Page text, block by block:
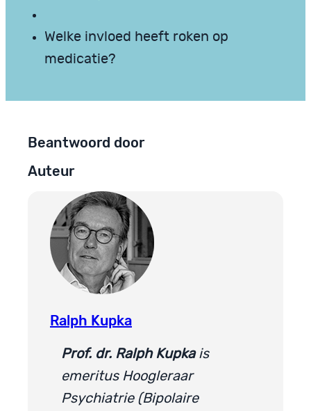
Welke invloed heeft roken op
medicatie?
Beantwoord door
Auteur
Ralph Kupka
Prof. dr. Ralph Kupkais
emeritus Hoogleraar
Psychiatrie (Bipolaire